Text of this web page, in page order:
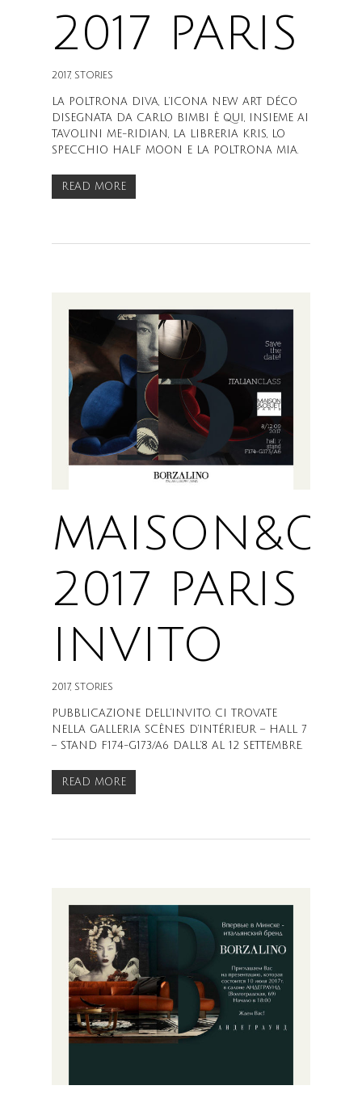
2017 PARIS
2017, STORIES
LA POLTRONA DIVA, L’ICONA NEW ART DÉCO
DISEGNATA DA CARLO BIMBI È QUI, INSIEME AI
TAVOLINI ME-RIDIAN, LA LIBRERIA KRIS, LO
SPECCHIO HALF MOON E LA POLTRONA MIA.
READ MORE
2017 PARIS
INVITO
2017, STORIES
PUBBLICAZIONE DELL’INVITO. CI TROVATE
NELLA GALLERIA SCÈNES D’INTÉRIEUR – HALL 7
– STAND F174-G173/A6 DALL’8 AL 12 SETTEMBRE.
READ MORE